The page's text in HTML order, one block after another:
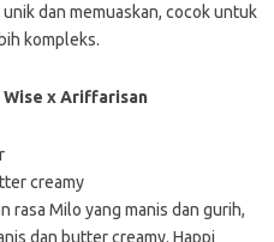
dan memuaskan, cocok untuk
kompleks.
Wise x Ariffarisan
creamy
rasa Milo yang manis dan gurih,
dan butter creamy. Happi